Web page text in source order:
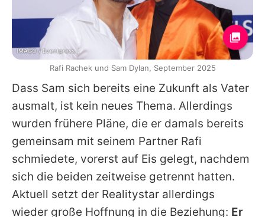
Dass Sam sich bereits eine Zukunft als Vater
ausmalt, ist kein neues Thema. Allerdings
wurden frühere Pläne, die er damals bereits
gemeinsam mit seinem Partner Rafi
schmiedete, vorerst auf Eis gelegt, nachdem
sich die beiden zeitweise getrennt hatten.
Aktuell setzt der Realitystar allerdings
wieder große Hoffnung in die Beziehung: Er
IMAGO / Eventpress
Rafi Rachek und Sam Dylan, September 2025